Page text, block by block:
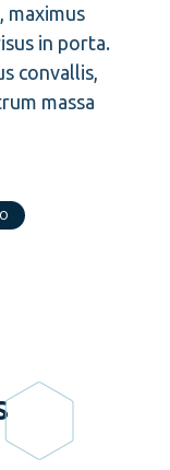
maximus
in porta.
convallis,
massa